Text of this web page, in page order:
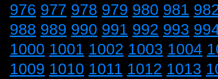
976 977 978 979 980 981
988 989 990 991 992 993
1000 1001 1002 1003 1004
1009 1010 1011 1012 1013